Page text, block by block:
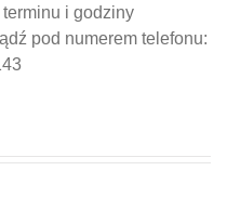
i godziny
pod numerem telefonu: